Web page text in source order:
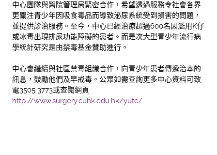
中心團隊與醫院管理局緊密合作，希望透過服務令社會各界
更關注青少年因吸食毒品而導致泌尿系統受到損害的問題，
並提供診治服務。至今，中心已經治療超過600名因濫用K仔
或冰毒出現排尿功能障礙的患者。而是次大型青少年流行病
學統計研究是由禁毒基金贊助進行。
中心會繼續與社區禁毒組織合作，向青少年患者傳遞治本的
訊息，鼓勵他們及早戒毒。公眾如需查詢更多中心資料可致
電3505 3773或查閱網頁
http://www.surgery.cuhk.edu.hk/yutc/.